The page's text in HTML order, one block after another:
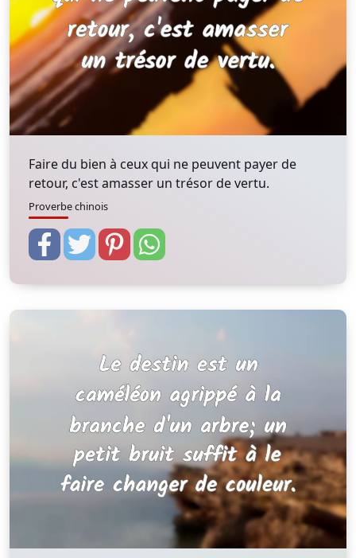
Faire du bien à ceux qui ne peuvent payer de
retour, c'est amasser un trésor de vertu.
Proverbe chinois